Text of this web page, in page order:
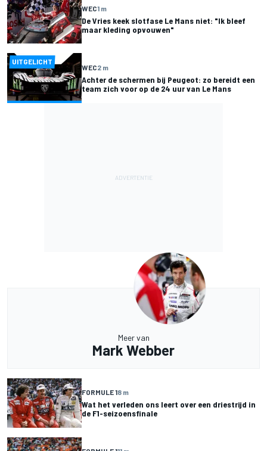
WEC1 m
De Vries keek slotfase Le Mans niet: "Ik bleef
maar kleding opvouwen"
UITGELICHT
WEC2 m
Achter de schermen bij Peugeot: zo bereidt een
team zich voor op de 24 uur van Le Mans
Meer van
Mark Webber
FORMULE 18 m
Wat het verleden ons leert over een driestrijd in
de F1-seizoensfinale